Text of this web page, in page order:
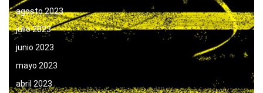
agosto 2023
julio 2023
junio 2023
mayo 2023
abril 2023